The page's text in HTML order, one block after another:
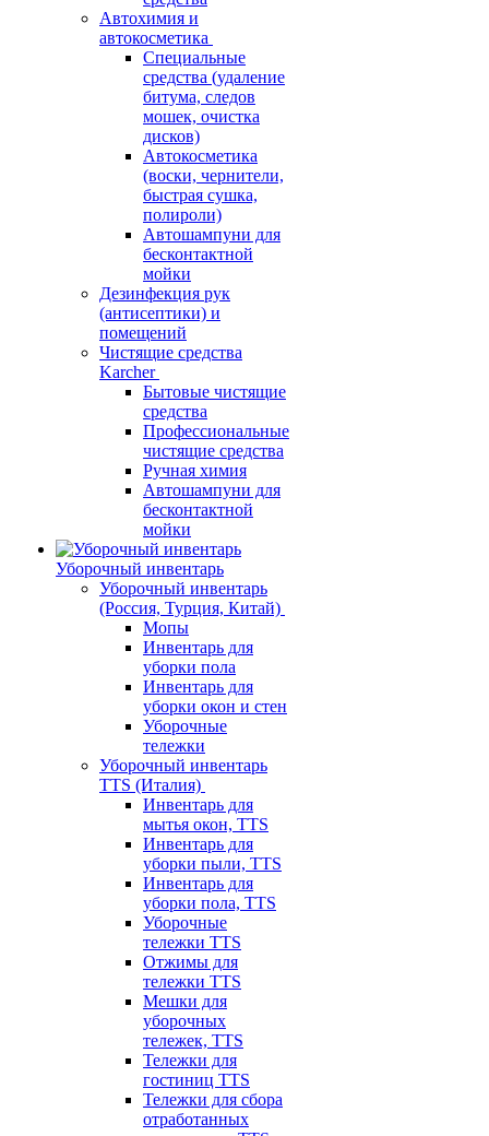
Автохимия и
автокосметика
Специальные
средства (удаление
битума, следов
мошек, очистка
дисков)
Автокосметика
(воски, чернители,
быстрая сушка,
полироли)
Автошампуни для
бесконтактной
мойки
Дезинфекция рук
(антисептики) и
помещений
Чистящие средства
Karcher
Бытовые чистящие
средства
Профессиональные
чистящие средства
Ручная химия
Автошампуни для
бесконтактной
мойки
Уборочный инвентарь
Уборочный инвентарь
(Россия, Турция, Китай)
Мопы
Инвентарь для
уборки пола
Инвентарь для
уборки окон и стен
Уборочные
тележки
Уборочный инвентарь
TTS (Италия)
Инвентарь для
мытья окон, TTS
Инвентарь для
уборки пыли, TTS
Инвентарь для
уборки пола, TTS
Уборочные
тележки TTS
Отжимы для
тележки TTS
Мешки для
уборочных
тележек, TTS
Тележки для
гостиниц TTS
Тележки для сбора
отработанных